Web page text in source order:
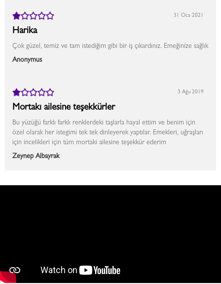
Harika
Çok güzel, temiz ve tam istediğim gibi bir iş çıkardınız. Emeğinize sağlık
Anonymus
31 Oca 2021
Mortakı ailesine teşekkürler
Bu yüzüğü farklı farklı renklerdeki taşlarla hayal ettim ve benim için
özel olarak her istegimi tek tek dinleyerek yaptılar. Emekleri, uğraşları
için incelikleri için tüm mortaki ailesine teşekkür ederim
Zeynep Albayrak
3 Ağu 2019